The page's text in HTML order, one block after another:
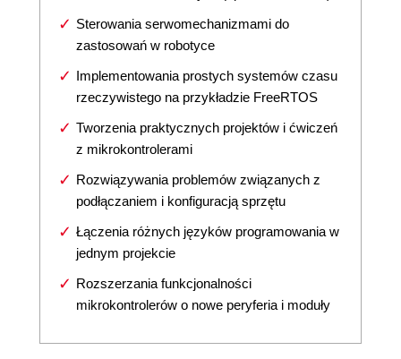
Sterowania serwomechanizmami do
zastosowań w robotyce
Implementowania prostych systemów czasu
rzeczywistego na przykładzie FreeRTOS
Tworzenia praktycznych projektów i ćwiczeń
z mikrokontrolerami
Rozwiązywania problemów związanych z
podłączaniem i konfiguracją sprzętu
Łączenia różnych języków programowania w
jednym projekcie
Rozszerzania funkcjonalności
mikrokontrolerów o nowe peryferia i moduły